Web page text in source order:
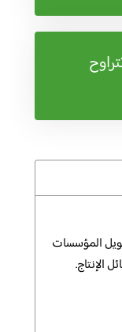
المؤسسات
الإنتاج.